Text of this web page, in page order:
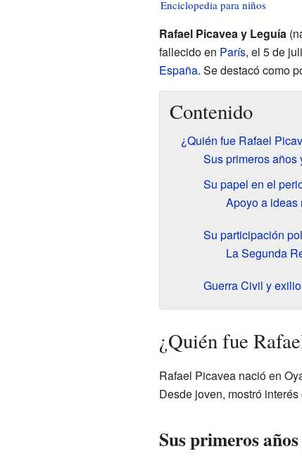
Enciclopedia para niños
Rafael Picavea y Leguía
fallecido en París, el 5 de
España. Se destacó como
Contenido
¿Quién fue Rafael
Sus primeros años
Su papel en el
Apoyo a ideas
Su participación
La Segunda
Guerra Civil y exilio
¿Quién fue
Rafael Picavea nació en
Desde joven, mostró
Sus primeros